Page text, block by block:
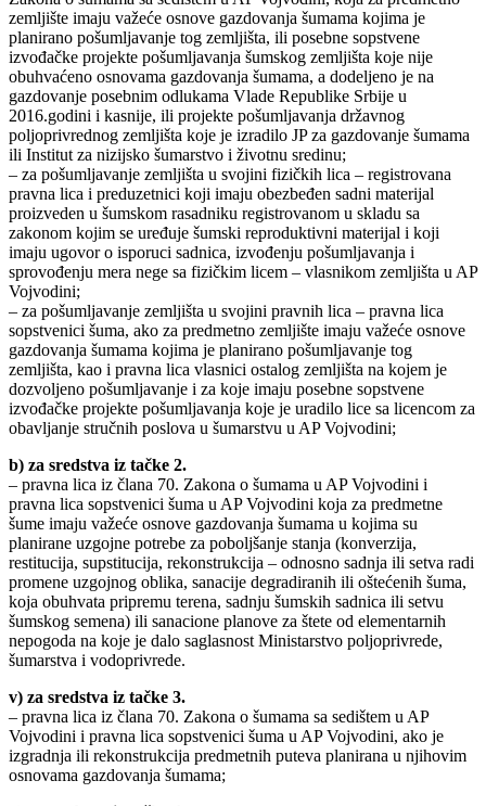
zemljište imaju važeće osnove gazdovanja šumama kojima je
planirano pošumljavanje tog zemljišta, ili posebne sopstvene
izvođačke projekte pošumljavanja šumskog zemljišta koje nije
obuhvaćeno osnovama gazdovanja šumama, a dodeljeno je na
gazdovanje posebnim odlukama Vlade Republike Srbije u
2016.godini i kasnije, ili projekte pošumljavanja državnog
poljoprivrednog zemljišta koje je izradilo JP za gazdovanje šumama
ili Institut za nizijsko šumarstvo i životnu sredinu;
– za pošumljavanje zemljišta u svojini fizičkih lica – registrovana
pravna lica i preduzetnici koji imaju obezbeđen sadni materijal
proizveden u šumskom rasadniku registrovanom u skladu sa
zakonom kojim se uređuje šumski reproduktivni materijal i koji
imaju ugovor o isporuci sadnica, izvođenju pošumljavanja i
sprovođenju mera nege sa fizičkim licem – vlasnikom zemljišta u AP
Vojvodini;
– za pošumljavanje zemljišta u svojini pravnih lica – pravna lica
sopstvenici šuma, ako za predmetno zemljište imaju važeće osnove
gazdovanja šumama kojima je planirano pošumljavanje tog
zemljišta, kao i pravna lica vlasnici ostalog zemljišta na kojem je
dozvoljeno pošumljavanje i za koje imaju posebne sopstvene
izvođačke projekte pošumljavanja koje je uradilo lice sa licencom za
obavljanje stručnih poslova u šumarstvu u AP Vojvodini;
b) za sredstva iz tačke 2.
– pravna lica iz člana 70. Zakona o šumama u AP Vojvodini i
pravna lica sopstvenici šuma u AP Vojvodini koja za predmetne
šume imaju važeće osnove gazdovanja šumama u kojima su
planirane uzgojne potrebe za poboljšanje stanja (konverzija,
restitucija, supstitucija, rekonstrukcija – odnosno sadnja ili setva radi
promene uzgojnog oblika, sanacije degradiranih ili oštećenih šuma,
koja obuhvata pripremu terena, sadnju šumskih sadnica ili setvu
šumskog semena) ili sanacione planove za štete od elementarnih
nepogoda na koje je dalo saglasnost Ministarstvo poljoprivrede,
šumarstva i vodoprivrede.
v) za sredstva iz tačke 3.
– pravna lica iz člana 70. Zakona o šumama sa sedištem u AP
Vojvodini i pravna lica sopstvenici šuma u AP Vojvodini, ako je
izgradnja ili rekonstrukcija predmetnih puteva planirana u njihovim
osnovama gazdovanja šumama;